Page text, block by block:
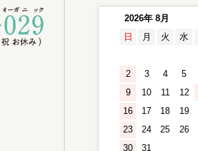
2026年 8月
日
月 火 水
2
3 4 5
9
10 11 12
16
17 18 19
23
24 25 26
30
31